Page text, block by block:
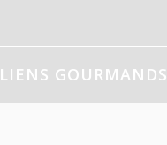
LIENS GOURMANDS